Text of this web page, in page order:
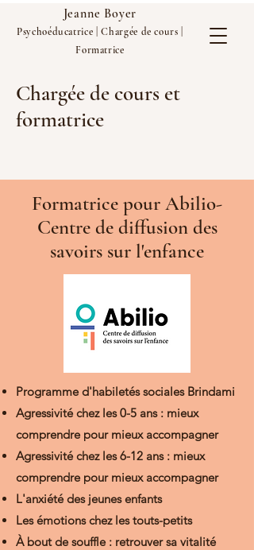
Jeanne Boyer
Psychoéducatrice | Chargée de cours |
Formatrice
Chargée de cours et
formatrice
Formatrice pour Abilio-
Centre de diffusion des
savoirs sur l'enfance
Programme d'habiletés sociales Brindami
Agressivité chez les 0-5 ans : mieux
comprendre pour mieux accompagner
Agressivité chez les 6-12 ans : mieux
comprendre pour mieux accompagner
L'anxiété des jeunes enfants
Les émotions chez les touts-petits
À bout de souffle : retrouver sa vitalité